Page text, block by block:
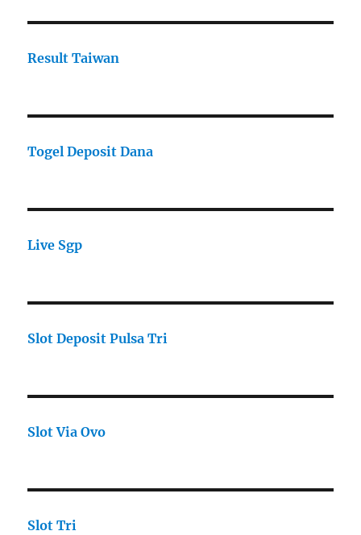
Result Taiwan
Togel Deposit Dana
Live Sgp
Slot Deposit Pulsa Tri
Slot Via Ovo
Slot Tri